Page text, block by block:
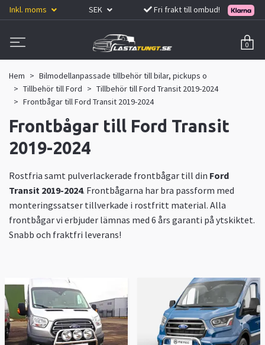
Inkl. moms SEK Fri frakt till ombud!
0
Hem
Bilmodellanpassade tillbehör till bilar, pickups o
Tillbehör till Ford
Tillbehör till Ford Transit 2019-2024
Frontbågar till Ford Transit 2019-2024
Frontbågar till Ford Transit
2019-2024
Rostfria samt pulverlackerade frontbågar till din Ford
Transit 2019-2024. Frontbågarna har bra passform med
monteringssatser tillverkade i rostfritt material. Alla
frontbågar vi erbjuder lämnas med 6 års garanti på ytskiktet.
Snabb och fraktfri leverans!